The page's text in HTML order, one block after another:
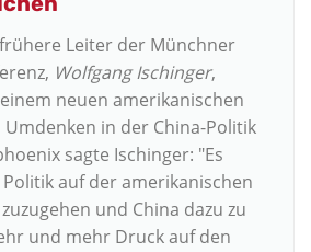
Leiter der Münchner
Wolfgang Ischinger,
neuen amerikanischen
in der China-Politik
sagte Ischinger: "Es
auf der amerikanischen
und China dazu zu
und mehr Druck auf den